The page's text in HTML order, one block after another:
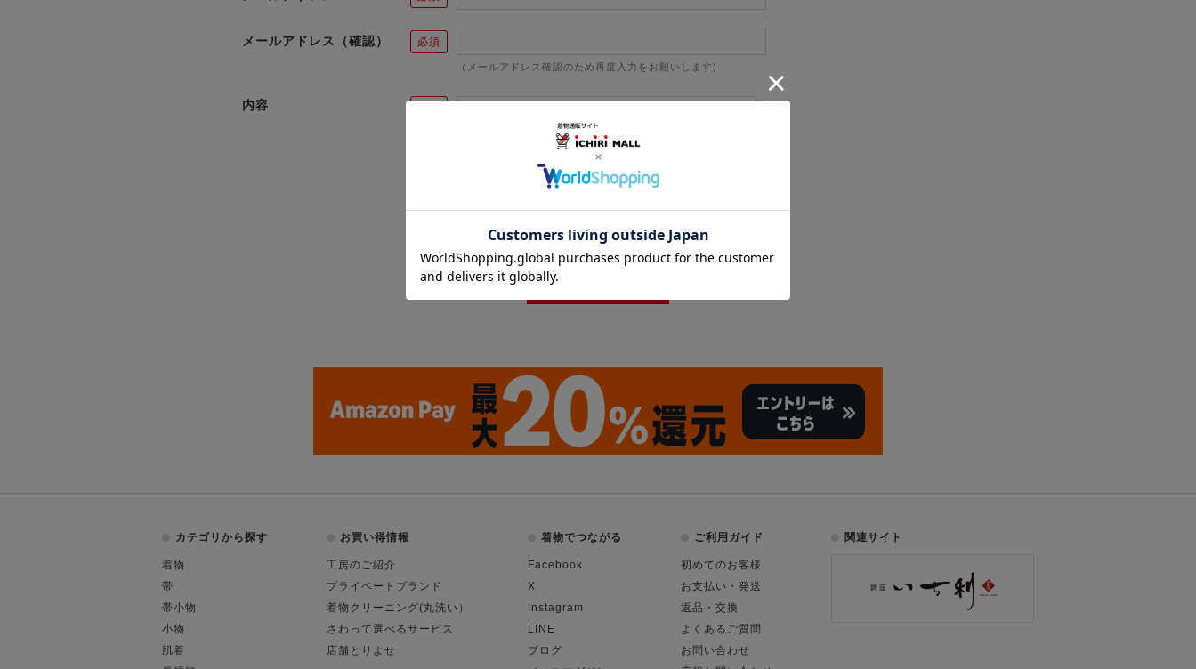
メールアドレス（確認）
（メールアドレス確認のため再度入力をお願いします)
内容
カテゴリから探す
着物
帯
帯小物
小物
肌着
お買い得情報
工房のご紹介
プライベートブランド
着物クリーニング(丸洗い）
さわって選べるサービス
店舗とりよせ
着物でつながる
Facebook
X
Instagram
LINE
ブログ
ご利用ガイド
初めてのお客様
お支払い・発送
返品・交換
よくあるご質問
お問い合わせ
関連サイト